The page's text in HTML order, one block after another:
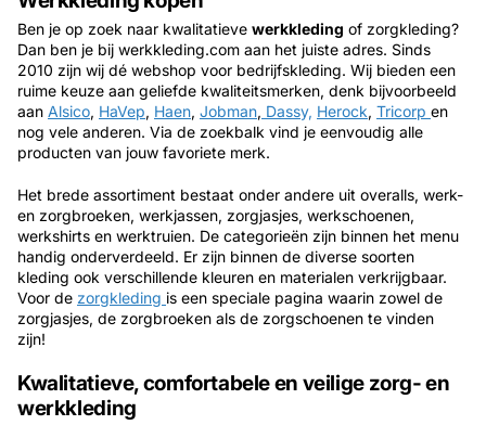
Ben je op zoek naar kwalitatieve werkkleding of zorgkleding?
Dan ben je bij werkkleding.com aan het juiste adres. Sinds
2010 zijn wij dé webshop voor bedrijfskleding. Wij bieden een
ruime keuze aan geliefde kwaliteitsmerken, denk bijvoorbeeld
aan Alsico, HaVep, Haen, Jobman, Dassy, Herock, Tricorp en
nog vele anderen. Via de zoekbalk vind je eenvoudig alle
producten van jouw favoriete merk.
Het brede assortiment bestaat onder andere uit overalls, werk-
en zorgbroeken, werkjassen, zorgjasjes, werkschoenen,
werkshirts en werktruien. De categorieën zijn binnen het menu
handig onderverdeeld. Er zijn binnen de diverse soorten
kleding ook verschillende kleuren en materialen verkrijgbaar.
Voor de zorgkleding is een speciale pagina waarin zowel de
zorgjasjes, de zorgbroeken als de zorgschoenen te vinden
zijn!
Kwalitatieve, comfortabele en veilige zorg- en
werkkleding